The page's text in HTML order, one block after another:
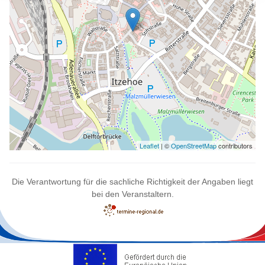
Kunst und Künstlerinnen erfahren Sie auf der
Ausstellungseröffnung am Sonnabend, 21. März, um 17 Uhr. Die
Galeristin Bettina Winkler-Marxen wird die Künstlerinnen in einem
Interview vorstellen. Danach ist die Ausstellung bis 9. Mai zu
sehen (Öffnungszeiten: Do 11-14 Uhr, Fr 15-18 Uhr, Sa 11-14
Uhr).
Leaflet| ©OpenStreetMapcontributors
Die Verantwortung für die sachliche Richtigkeit der Angaben liegt
bei den Veranstaltern.